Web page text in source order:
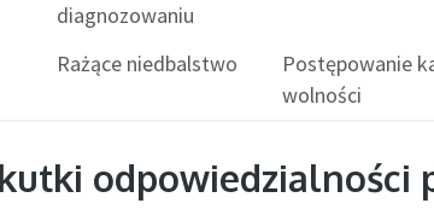
diagnozowaniu
Rażące niedbalstwo
Postępowanie
wolności
odpowiedzialności